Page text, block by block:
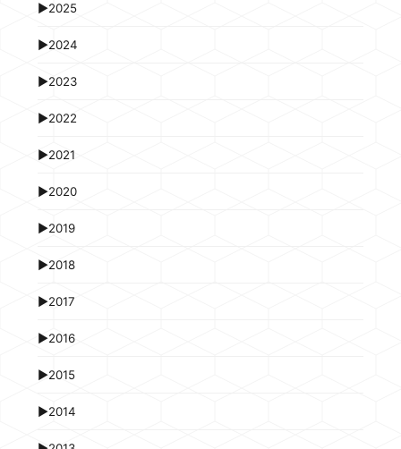
►2025
►2024
►2023
►2022
►2021
►2020
►2019
►2018
►2017
►2016
►2015
►2014